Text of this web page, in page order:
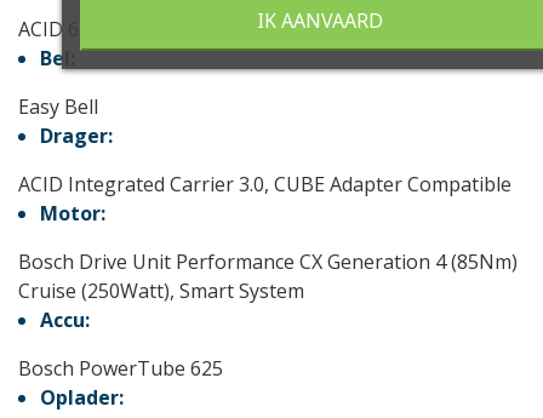
ACID 65 Integrated Carrier 3.0
Bel:
Easy Bell
Drager:
ACID Integrated Carrier 3.0, CUBE Adapter Compatible
Motor:
Bosch Drive Unit Performance CX Generation 4 (85Nm)
Cruise (250Watt), Smart System
Accu:
Bosch PowerTube 625
Oplader:
IK AANVAARD